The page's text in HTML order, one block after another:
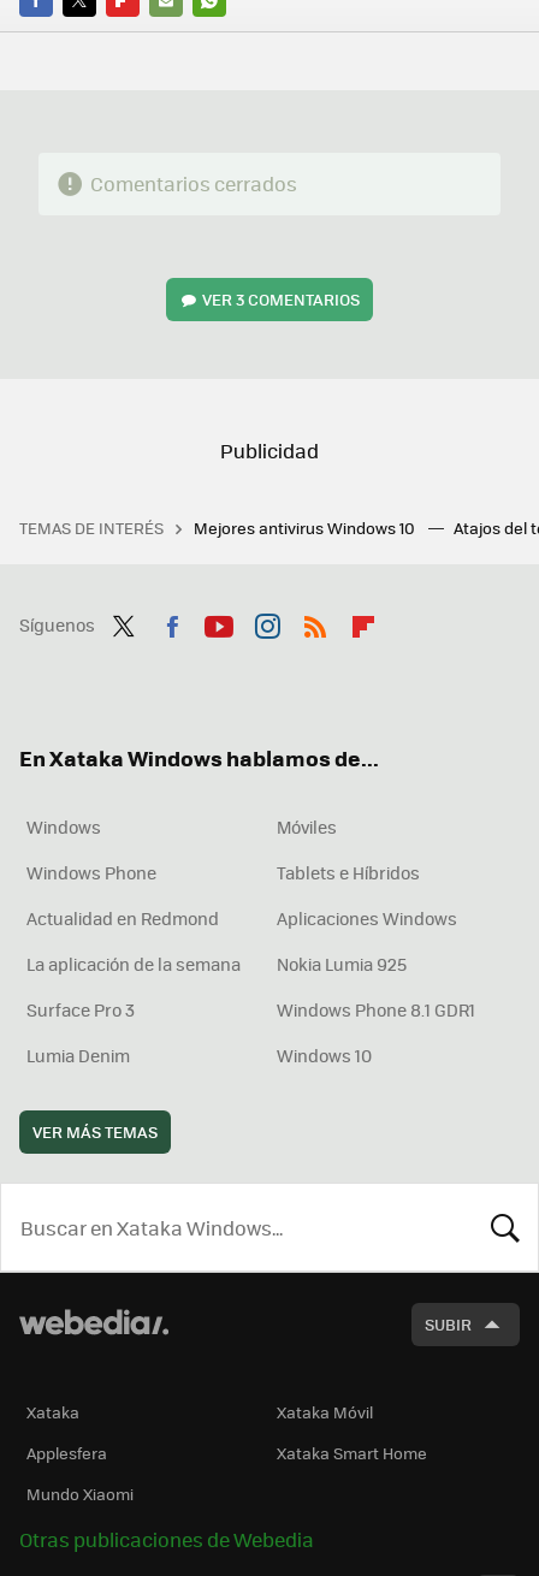
FACEBOOK
TWITTERFLIPBOARD
E-
WHATSAPP
Comentarios cerrados
VER3 COMENTARIOS
TEMAS DE INTERÉS Mejores antivirus Windows 10 Atajos del
Síguenos
En Xataka Windows hablamos de...
Windows
Móviles
Windows Phone
Tablets e Híbridos
Actualidad en Redmond
Aplicaciones Windows
La aplicación de la semana
Nokia Lumia 925
Surface Pro 3
Windows Phone 8.1 GDR1
Lumia Denim
Windows 10
VER MÁS TEMAS
SUBIR
Xataka
Xataka Móvil
Applesfera
Xataka Smart Home
Mundo Xiaomi
Otras publicaciones de Webedia